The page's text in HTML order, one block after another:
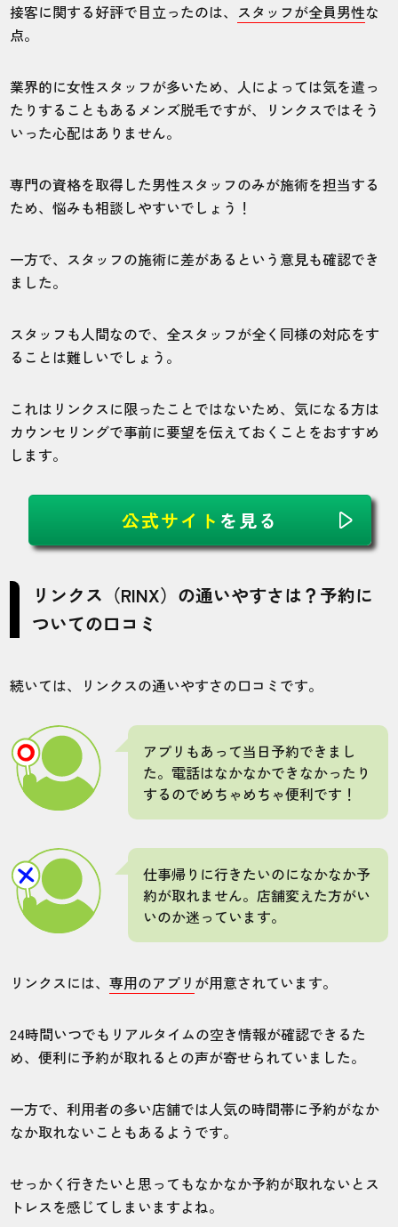
接客に関する好評で目立ったのは、 スタッフが全員男性な
点。
業界的に女性スタッフが多いため、人によっては気を遣っ
たりすることもあるメンズ脱毛ですが、リンクスではそう
いった心配はありません。
専門の資格を取得した男性スタッフのみが施術を担当する
ため、悩みも相談しやすいでしょう！
一方で、スタッフの施術に差があるという意見も確認でき
ました。
スタッフも人間なので、全スタッフが全く同様の対応をす
ることは難しいでしょう。
これはリンクスに限ったことではないため、気になる方は
カウンセリングで事前に要望を伝えておくことをおすすめ
します。
公式サイト を見る
リンクス（RINX）の通いやすさは？予約に
ついての口コミ
続いては、リンクスの通いやすさの口コミです。
アプリもあって当日予約できまし
た。電話はなかなかできなかったり
するのでめちゃめちゃ便利です！
仕事帰りに行きたいのになかなか予
約が取れません。店舗変えた方がい
いのか迷っています。
リンクスには、専用のアプリ が用意されています。
24時間いつでもリアルタイムの空き情報が確認できるた
め、便利に予約が取れるとの声が寄せられていました。
一方で、利用者の多い店舗では人気の時間帯に予約がなか
なか取れないこともあるようです。
せっかく行きたいと思ってもなかなか予約が取れないとス
トレスを感じてしまいますよね。